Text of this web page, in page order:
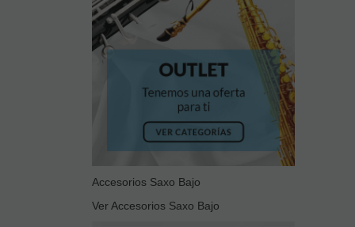
Accesorios Saxo Bajo
Ver Accesorios Saxo Bajo